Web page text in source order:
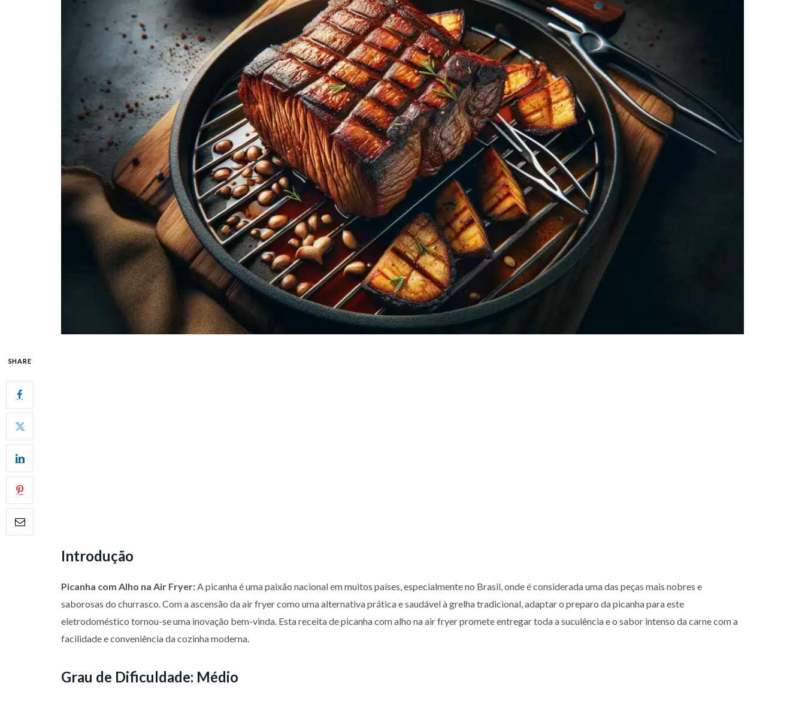
SHARE
Introdução
Picanha com Alho na Air Fryer:A picanha é uma paixão nacional em muitos países, especialmente no Brasil, onde é considerada uma das peças mais nobres e
saborosas do churrasco. Com a ascensão da air fryer como uma alternativa prática e saudável à grelha tradicional, adaptar o preparo da picanha para este
eletrodoméstico tornou-se uma inovação bem-vinda. Esta receita de picanha com alho na air fryer promete entregar toda a suculência e o sabor intenso da carne com a
facilidade e conveniência da cozinha moderna.
Grau de Dificuldade: Médio